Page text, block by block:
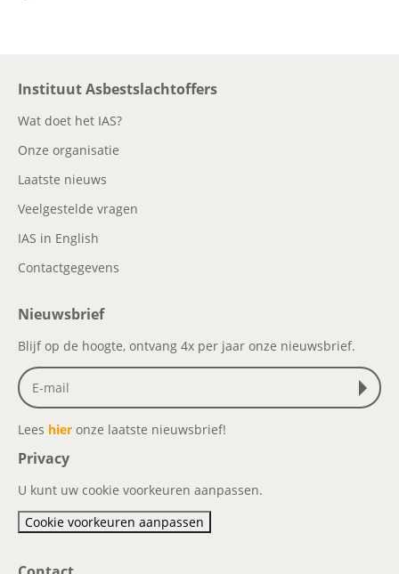
Instituut Asbestslachtoffers
Wat doet het IAS?
Onze organisatie
Laatste nieuws
Veelgestelde vragen
IAS in English
Contactgegevens
Nieuwsbrief
Blijf op de hoogte, ontvang 4x per jaar onze nieuwsbrief.
Lees hier onze laatste nieuwsbrief!
Privacy
U kunt uw cookie voorkeuren aanpassen.
Cookie voorkeuren aanpassen